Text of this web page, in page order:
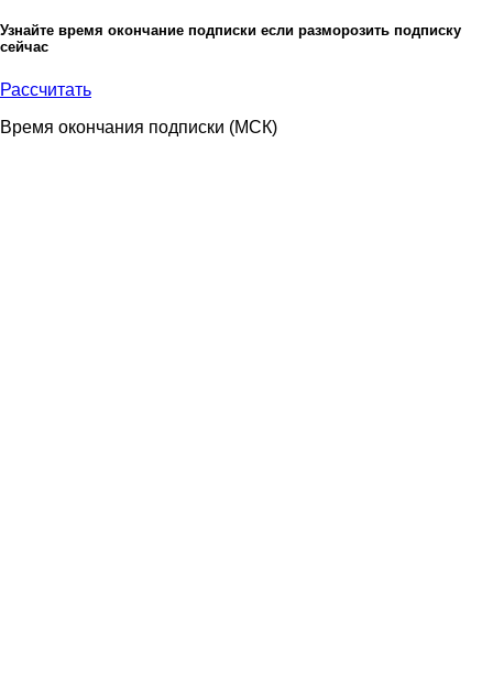
Узнайте время окончание подписки если разморозить подписку
сейчас
Рассчитать
Время окончания подписки (МСК)